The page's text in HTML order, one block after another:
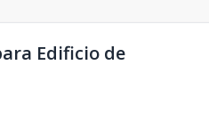
Edificio de